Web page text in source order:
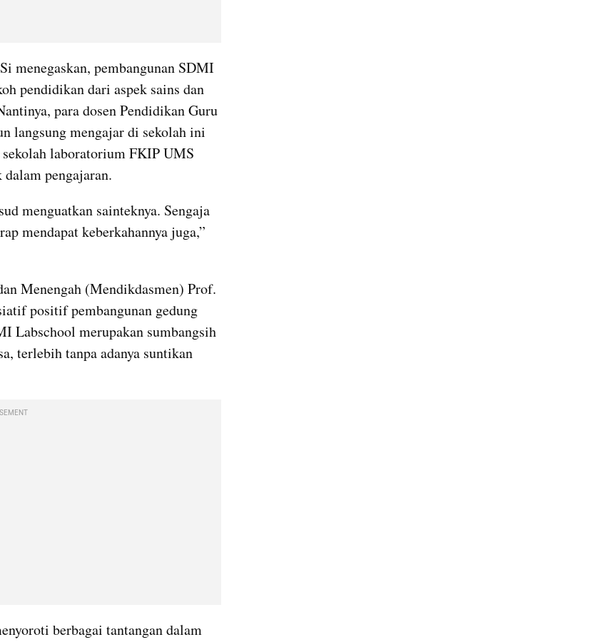
menegaskan, pembangunan SDMI
pendidikan dari aspek sains dan
para dosen Pendidikan Guru
langsung mengajar di sekolah ini
laboratorium FKIP UMS
pengajaran.
menguatkan sainteknya. Sengaja
mendapat keberkahannya juga,”
Menengah (Mendikdasmen) Prof.
positif pembangunan gedung
Labschool merupakan sumbangsih
terlebih tanpa adanya suntikan
berbagai tantangan dalam